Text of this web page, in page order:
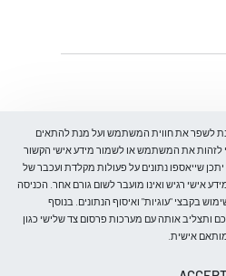
שלך
חדשות, מבצעים מיוחדים, אירועים
לשפר את חווית המשתמש ועל מנת להתאים
לזהות את המשתמש או לשמור מידע אישי הקשור
שייאספו נתונים על פעולות מקלדת ועכבר של
אישי רגיש ואינו מועבר לשום גורם אחר. הכניסה
בקבצי "עוגיות" ואיסוף הנתונים. בנוסף
ותצליב אותה עם מערכות פרסום צד שלישי כגון
אישית.